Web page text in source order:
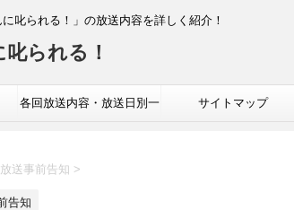
叱られる！」の放送内容を詳しく紹介！
られる！
各回放送内容・放送日別一 サイトマップ
送事前告知 >
告知